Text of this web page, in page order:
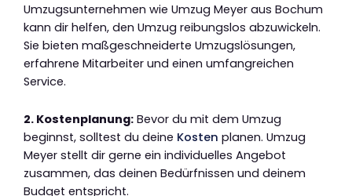
Umzugsunternehmen wie Umzug Meyer aus Bochum
kann dir helfen, den Umzug reibungslos abzuwickeln.
Sie bieten maßgeschneiderte Umzugslösungen,
erfahrene Mitarbeiter und einen umfangreichen
Service.
2. Kostenplanung: Bevor du mit dem Umzug
beginnst, solltest du deine Kosten planen. Umzug
Meyer stellt dir gerne ein individuelles Angebot
zusammen, das deinen Bedürfnissen und deinem
Budget entspricht.